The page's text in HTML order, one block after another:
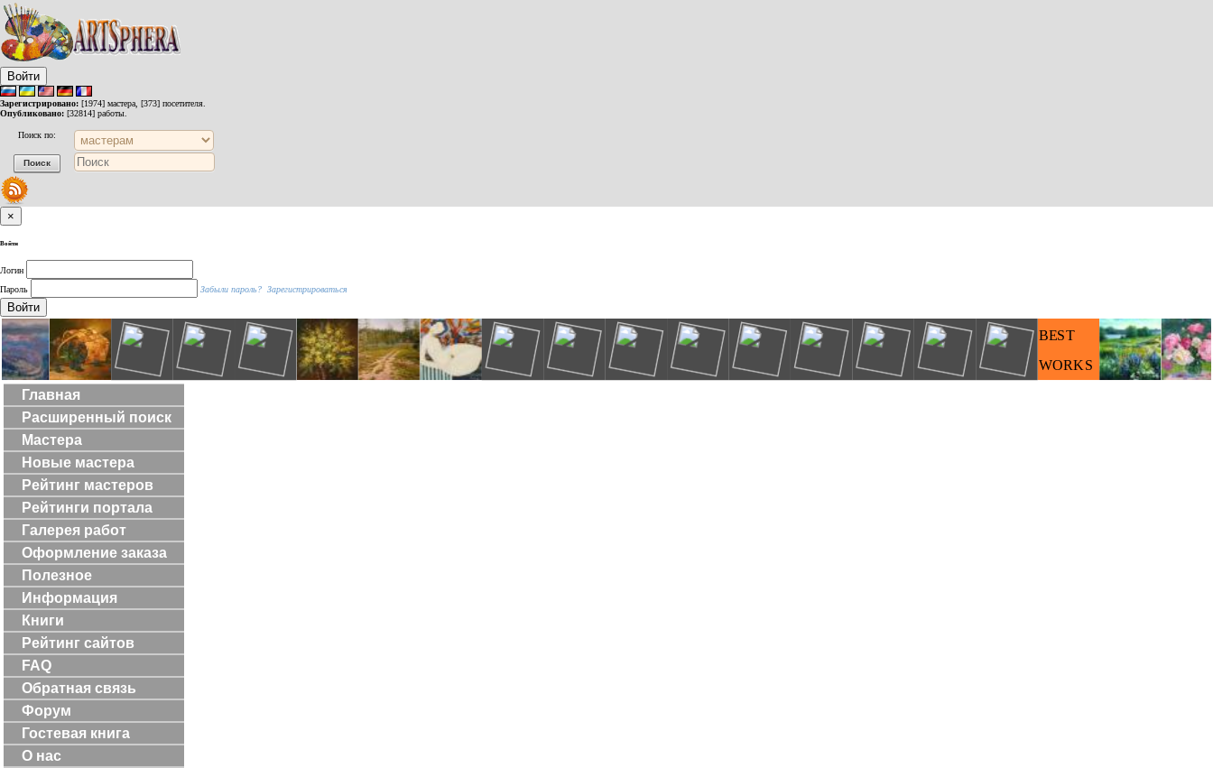
Войти
Зарегистрировано: [1974] мастера, [373] посетителя.
Опубликовано: [32814] работы.
Поиск по:
×
Войти
Логин
Пароль
Забыли пароль? Зарегистрироваться
Войти
BEST
WORKS
Главная
Расширенный поиск
Мастера
Новые мастера
Рейтинг мастеров
Рейтинги портала
Галерея работ
Оформление заказа
Полезное
Информация
Книги
Рейтинг сайтов
FAQ
Обратная связь
Форум
Гостевая книга
О нас